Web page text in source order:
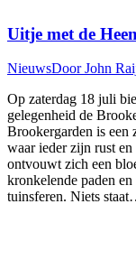
Uitje met de
NieuwsDoorJohn
Op zaterdag 18 juli
gelegenheid de
Brookergarden is een
waar ieder zijn rust
ontvouwt zich een
kronkelende paden
tuinsferen. Niets